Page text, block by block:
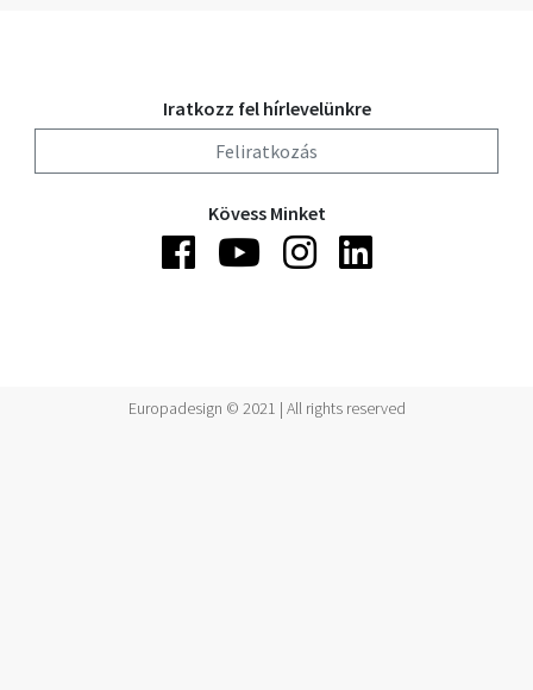
Iratkozz fel hírlevelünkre
Feliratkozás
Kövess Minket
Europadesign © 2021 | All rights reserved